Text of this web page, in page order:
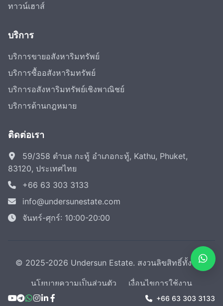
+66 63 303 3133
ทาวน์เฮาส์
บริการ
บริการขายอสังหาริมทรัพย์
บริการซื้ออสังหาริมทรัพย์
บริการอสังหาริมทรัพย์เชิงพาณิชย์
บริการด้านกฎหมาย
ติดต่อเรา
59/358 ตำบล กะทู้ อำเภอกะทู้, Kathu, Phuket,
83120, ประเทศไทย
+66 63 303 3133
info@undersunestate.com
จันทร์-ศุกร์: 10:00-20:00
© 2025-2026 Undersun Estate. สงวนลิขสิทธิ์ทั้งหมด
นโยบายความเป็นส่วนตัว เงื่อนไขการใช้งาน